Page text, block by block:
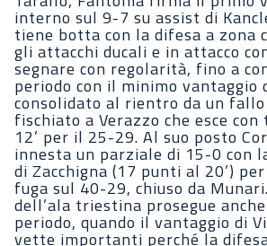
interno sul 9-7 su assist di
tiene botta con la difesa a zona
gli attacchi ducali e in attacco
segnare con regolarità, fino a
periodo con il minimo vantaggio
consolidato al rientro da un fallo
fischiato a Verazzo che esce
12’ per il 25-29. Al suo posto
innesta un parziale di 15-0 con
di Zacchigna (17 punti al 20’)
fuga sul 40-29, chiuso da
dell’ala triestina prosegue
periodo, quando il vantaggio di
vette importanti perché la